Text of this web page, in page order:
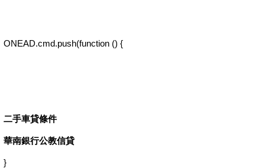
ONEAD.cmd.push(function () {
二手車貸條件
華南銀行公教信貸
}